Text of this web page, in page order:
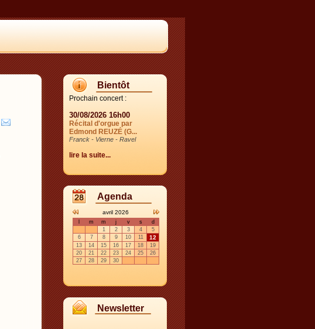
Bientôt
Prochain concert :
30/08/2026 16h00
Récital d'orgue par
Edmond REUZÉ (G...
Franck - Vierne - Ravel
lire la suite...
Agenda
avril 2026
m m j v s
d
1
2 3 4
5
6
7 8 9 10 11 12
13 14 15 16 17 18
19
20
21 22 23 24 25
26
27
28 29 30
Newsletter